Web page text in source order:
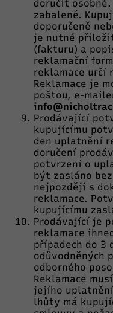
doručit
zabalené.
doporučeně
je nutné
(fakturu) a
reklamační
reklamace určí
Reklamace je
poštou, e-
info
Prodávající
kupujícímu
den uplatnění
doručení
potvrzení o
být zasláno
nejpozději s
reklamace.
kupujícímu
Prodávající je
reklamace
případech do 3
odůvodněných
odborného
Reklamace
jejího
lhůty má